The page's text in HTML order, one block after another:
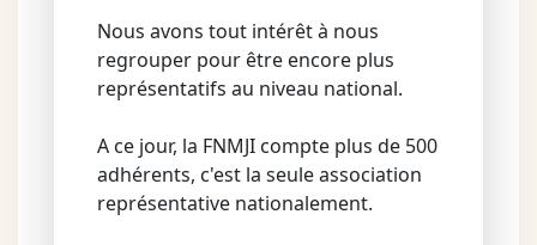
Nous avons tout intérêt à nous
regrouper pour être encore plus
représentatifs au niveau national.
A ce jour, la FNMJI compte plus de 500
adhérents, c'est la seule association
représentative nationalement.